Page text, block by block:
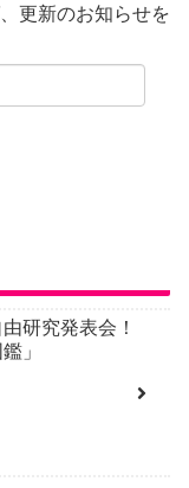
更新のお知らせを
研究発表会！
」